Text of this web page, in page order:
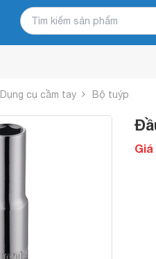
Dụng cụ cầm tay Bộ tuýp